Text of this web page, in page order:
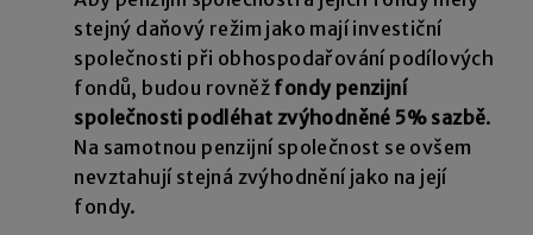
stejný daňový režim jako mají investiční
společnosti při obhospodařování podílových
fondů, budou rovněž fondy penzijní
společnosti podléhat zvýhodněné 5% sazbě.
Na samotnou penzijní společnost se ovšem
nevztahují stejná zvýhodnění jako na její
fondy.